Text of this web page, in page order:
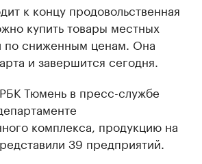
к концу продовольственная
купить товары местных
по сниженным ценам. Она
и завершится сегодня.
Тюмень в пресс-службе
комплекса, продукцию на
39 предприятий.